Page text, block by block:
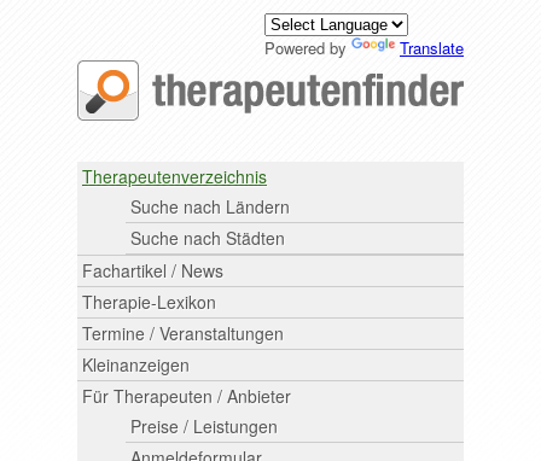
Powered by Translate
Therapeutenverzeichnis
Suche nach Ländern
Suche nach Städten
Fachartikel / News
Therapie-Lexikon
Termine / Veranstaltungen
Kleinanzeigen
Für Therapeuten / Anbieter
Preise / Leistungen